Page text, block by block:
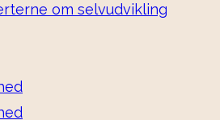
om selvudvikling